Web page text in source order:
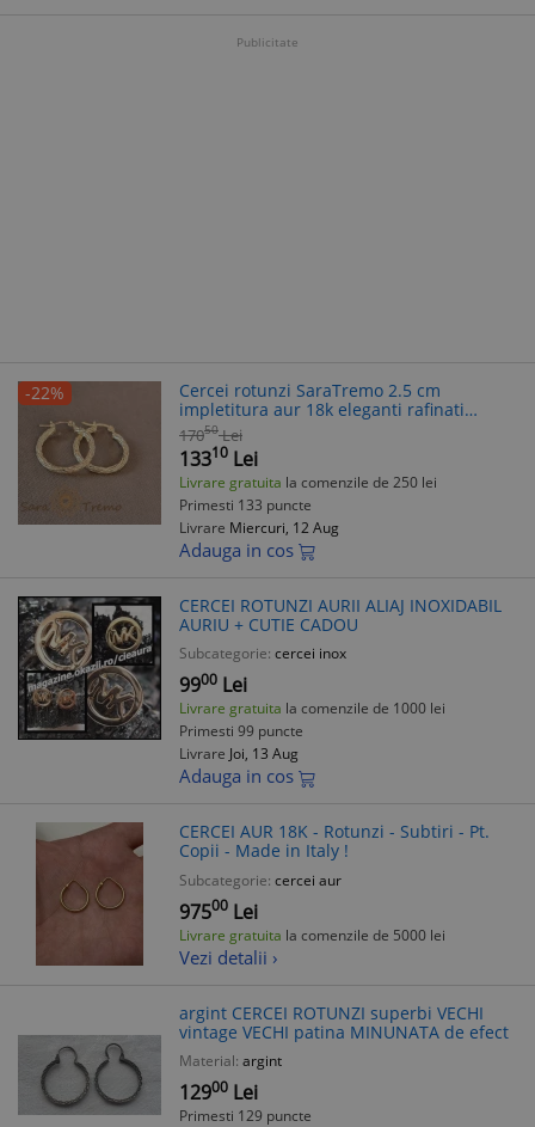
Publicitate
-22%
Cercei rotunzi SaraTremo 2.5 cm
impletitura aur 18k eleganti rafinati
bijuterii femei
17050 Lei
13310 Lei
Livrare gratuita la comenzile de 250 lei
Primesti 133 puncte
Livrare Miercuri, 12 Aug
Adauga in cos
CERCEI ROTUNZI AURII ALIAJ INOXIDABIL
AURIU + CUTIE CADOU
Subcategorie: cercei inox
9900 Lei
Livrare gratuita la comenzile de 1000 lei
Primesti 99 puncte
Livrare Joi, 13 Aug
Adauga in cos
CERCEI AUR 18K - Rotunzi - Subtiri - Pt.
Copii - Made in Italy !
Subcategorie: cercei aur
97500 Lei
Livrare gratuita la comenzile de 5000 lei
Vezi detalii ›
argint CERCEI ROTUNZI superbi VECHI
vintage VECHI patina MINUNATA de efect
Material: argint
12900 Lei
Primesti 129 puncte